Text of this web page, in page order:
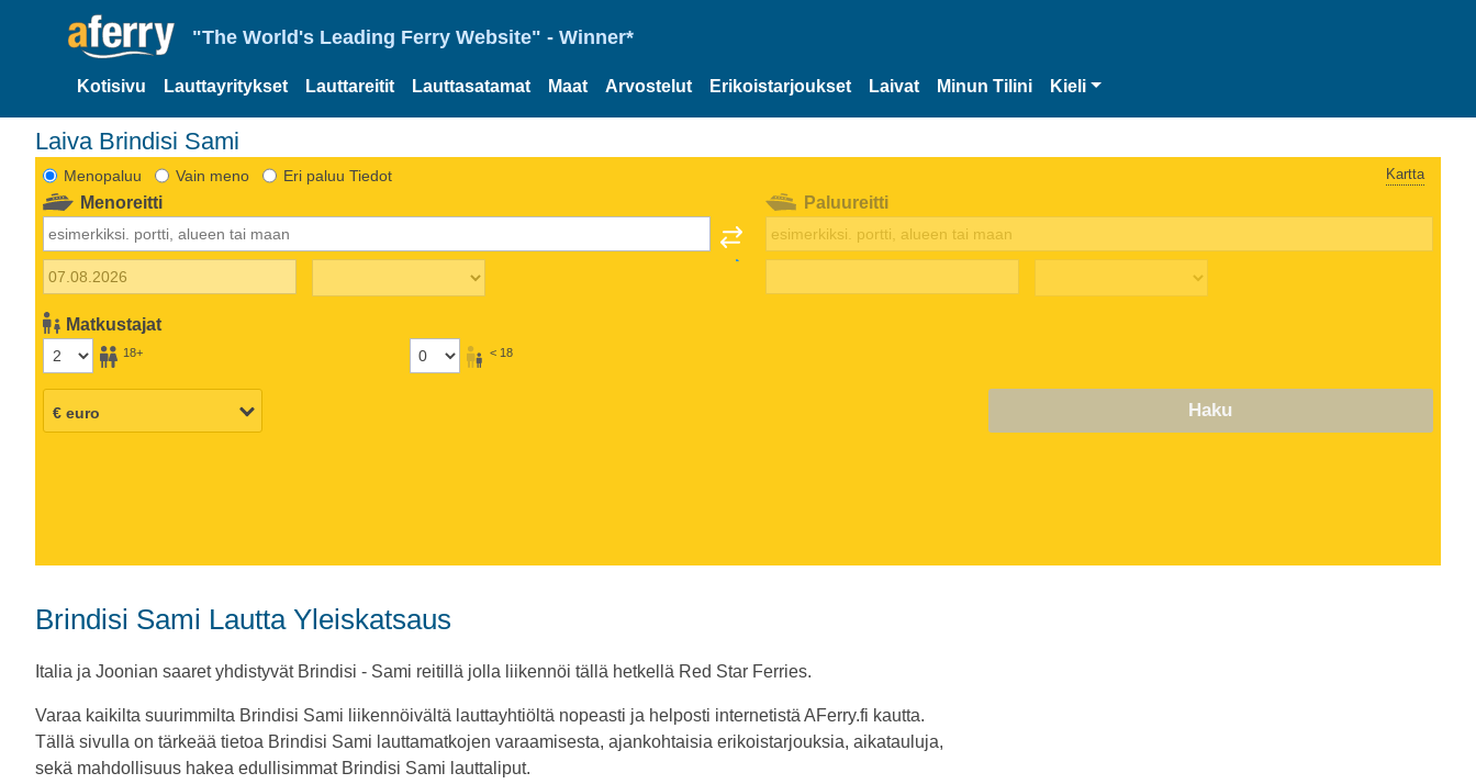
"The World's Leading Ferry Website" - Winner*
Kotisivu Lauttayritykset Lauttareitit Lauttasatamat Maat Arvostelut Erikoistarjoukset Laivat Minun Tilini Kieli
Laiva Brindisi Sami
Menopaluu Vain meno Eri paluu Tiedot Kartta
Menoreitti
Matkustajat
18+ < 18
Paluureitti
Haku
Brindisi Sami Lautta Yleiskatsaus
Italia ja Joonian saaret yhdistyvät Brindisi - Sami reitillä jolla liikennöi tällä hetkellä Red Star Ferries.
Varaa kaikilta suurimmilta Brindisi Sami liikennöivältä lauttayhtiöltä nopeasti ja helposti internetistä AFerry.fi kautta.
Tällä sivulla on tärkeää tietoa Brindisi Sami lauttamatkojen varaamisesta, ajankohtaisia erikoistarjouksia, aikatauluja,
sekä mahdollisuus hakea edullisimmat Brindisi Sami lauttaliput.